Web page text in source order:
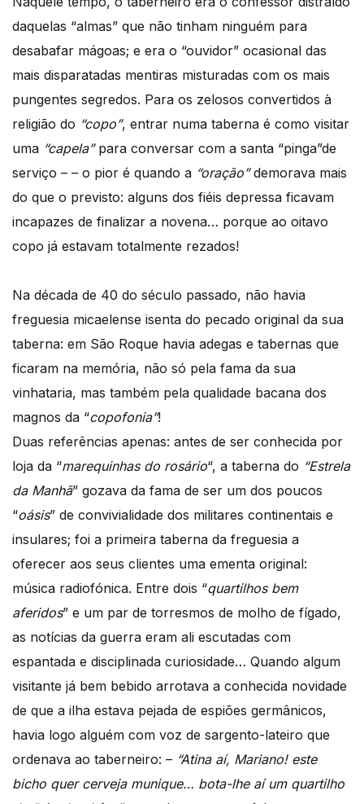
daquelas “almas” que não tinham ninguém para
desabafar mágoas; e era o “ouvidor” ocasional das
mais disparatadas mentiras misturadas com os mais
pungentes segredos. Para os zelosos convertidos à
religião do “copo”, entrar numa taberna é como visitar
uma “capela”para conversar com a santa “pinga”de
serviço – – o pior é quando a “oração”demorava mais
do que o previsto: alguns dos fiéis depressa ficavam
incapazes de finalizar a novena… porque ao oitavo
copo já estavam totalmente rezados!
Na década de 40 do século passado, não havia
freguesia micaelense isenta do pecado original da sua
taberna: em São Roque havia adegas e tabernas que
ficaram na memória, não só pela fama da sua
vinhataria, mas também pela qualidade bacana dos
magnos da “copofonia”!
Duas referências apenas: antes de ser conhecida por
loja da “marequinhas do rosário“, a taberna do “Estrela
da Manhã” gozava da fama de ser um dos poucos
“oásis” de convivialidade dos militares continentais e
insulares; foi a primeira taberna da freguesia a
oferecer aos seus clientes uma ementa original:
música radiofónica. Entre dois “quartilhos bem
aferidos” e um par de torresmos de molho de fígado,
as notícias da guerra eram ali escutadas com
espantada e disciplinada curiosidade… Quando algum
visitante já bem bebido arrotava a conhecida novidade
de que a ilha estava pejada de espiões germânicos,
havia logo alguém com voz de sargento-lateiro que
ordenava ao taberneiro: – “Atina aí, Mariano! este
bicho quer cerveja munique… bota-lhe aí um quartilho